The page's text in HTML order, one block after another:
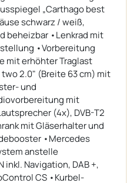
„Carthago best
schwarz / weiß,
beheizbar •Lenkrad mit
•Vorbereitung
mit erhöhter Traglast
2.0" (Breite 63 cm) mit
und
mit
(4x), DVB-T2
mit Gläserhalter und
•Mercedes
anstelle
inkl. Navigation, DAB +,
CS •Kurbel-